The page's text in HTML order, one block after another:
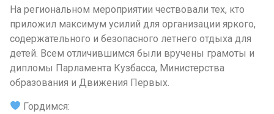
На региональном мероприятии чествовали тех, кто
приложил максимум усилий для организации яркого,
содержательного и безопасного летнего отдыха для
детей. Всем отличившимся были вручены грамоты и
дипломы Парламента Кузбасса, Министерства
образования и Движения Первых.
Гордимся: